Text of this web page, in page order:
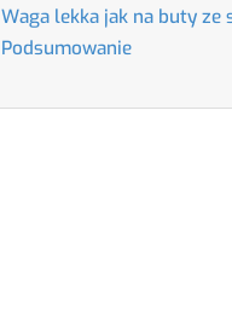
Waga lekka jak na buty ze
Podsumowanie